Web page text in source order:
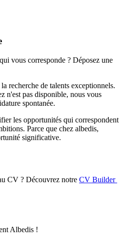
vous corresponde ? Déposez une
recherche de talents exceptionnels.
n'est pas disponible, nous vous
spontanée.
les opportunités qui correspondent
Parce que chez albedis,
significative.
CV ? Découvrez notre CV Builder
Albedis !